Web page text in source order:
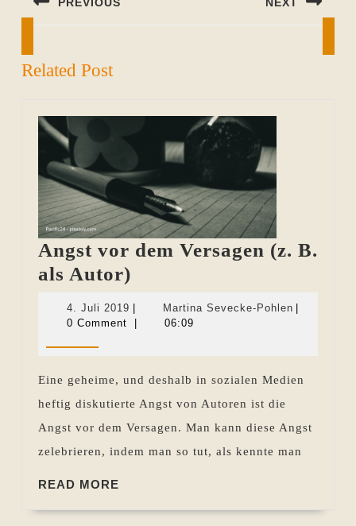
Related Post
Angst vor dem Versagen (z. B.
als Autor)
dem
als
Autor)
4. Juli 2019 4.
Juli
Martina Sevecke-Pohlen Martina
0 Comment
06:09
Eine geheime, und deshalb in sozialen Medien
heftig diskutierte Angst von Autoren ist die
Angst vor dem Versagen. Man kann diese Angst
zelebrieren, indem man so tut, als kennte man
READ MORE